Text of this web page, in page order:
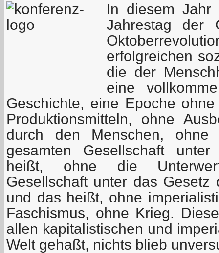
In diesem
Jahrestag der
erfolgreichen
die der
eine
Geschichte, eine Epoche
Produktionsmitteln, ohne
durch den Menschen, ohne
gesamten Gesellschaft
heißt, ohne die
Gesellschaft unter das Gesetz
und das heißt, ohne
Faschismus, ohne Krieg.
allen kapitalistischen und
Welt gehaßt, nichts blieb